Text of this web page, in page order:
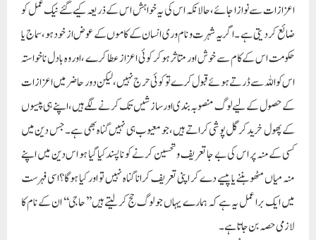
اعزازات سے نوازا جائے ،حالانکہ اس کی یہ خواہش اس کے ذریعہ کیے گئے نیک عمل کو
ضائع کردیتی ہے ۔اگر یہ شہرت و نام وری انسان کے کاموں کے عوض از خود ہو،سماج یا
حکومت اس کے کام سے خوش اور متاثر ہوکر کوئی اعزاز عطا کرے ،اور وہ بادل ناخواستہ
اس کو اللہ سے ڈرتے ہوئے قبول کرے تو کوئی حرج نہیں ،لیکن دور حاضر میں اعزازات
کے حصول کے لیے لوگ منصوبہ بندی اورسازشیں تک کرنے لگے ہیں ،اپنے ہی پیسوں
کے پھول خرید کر گل پوشی کراتے ہیں ،جو معیوب ہی نہیں گناہ بھی ہے ۔جس دین میں
کسی کے منہ پر اس کی بے جا تعریف و تحسین کرنے کو ناپسند کیا گیا ہو اس دین میں اپنے
منہ میاں مٹھو بننے یا پیسے دے کر اپنی تعریف کرانا گناہ نہیں تو اور کیا ہوگا؟اسی فہرست
میں ایک برا عمل یہ ہے کہ ہمارے یہاں جو لوگ حج کرلیتے ہیں ’’حاجی ‘‘ ان کے نام کا
لازمی حصہ بن جاتا ہے۔